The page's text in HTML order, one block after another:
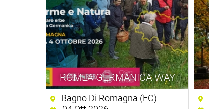
ROMEA GERMANICA WAY
Bagno Di Romagna (FC)